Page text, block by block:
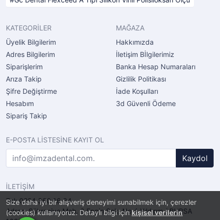
Size daha iyi bir alışveriş deneyimi sunabilmek için, çerezler
(cookies) kullanıyoruz. Detaylı bilgi içinkişisel verilerin
KATEGORİLER
Üyelik Bilgilerim
Adres Bilgilerim
Siparişlerim
Arıza Takip
Şifre Değiştirme
Hesabım
Sipariş Takip
MAĞAZA
Hakkımızda
İletişim Bİlgilerimiz
Banka Hesap Numaraları
Gizlilik Politikası
İade Koşulları
3d Güvenli Ödeme
E-POSTA LİSTESİNE KAYIT OL
Kaydol
İLETİŞİM
Tel: 0224 360 16 34
Adres: Şükraniye Mah. 6.Engin Sok. No.4 Yıldırım / BURSA